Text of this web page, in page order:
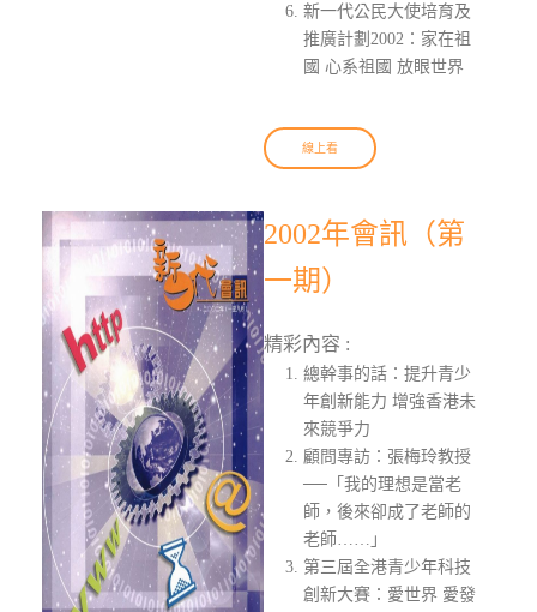
新一代公民大使培育及
推廣計劃2002：家在祖
國 心系祖國 放眼世界
線上看
2002年會訊（第
一期）
精彩內容 :
總幹事的話：提升青少
年創新能力 增強香港未
來競爭力
顧問專訪：張梅玲教授
──「我的理想是當老
師，後來卻成了老師的
老師……」
第三屆全港青少年科技
創新大賽：愛世界 愛發